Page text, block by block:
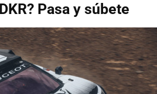
Pasa y súbete